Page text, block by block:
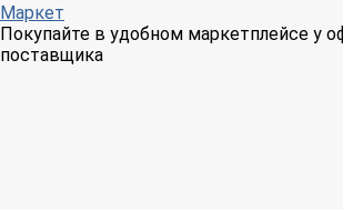
Маркет
Покупайте в удобном маркетплейсе у
поставщика